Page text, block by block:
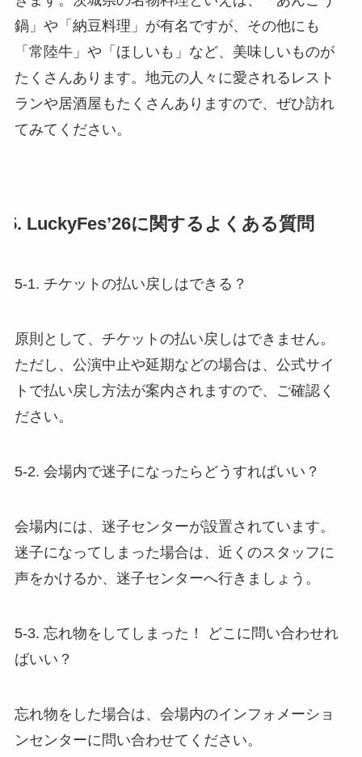
鍋」や「納豆料理」が有名ですが、その他にも
「常陸牛」や「ほしいも」など、美味しいものが
たくさんあります。地元の人々に愛されるレスト
ランや居酒屋もたくさんありますので、ぜひ訪れ
てみてください。
5. LuckyFes’26に関するよくある質問
5-1. チケットの払い戻しはできる？
原則として、チケットの払い戻しはできません。
ただし、公演中止や延期などの場合は、公式サイ
トで払い戻し方法が案内されますので、ご確認く
ださい。
5-2. 会場内で迷子になったらどうすればいい？
会場内には、迷子センターが設置されています。
迷子になってしまった場合は、近くのスタッフに
声をかけるか、迷子センターへ行きましょう。
5-3. 忘れ物をしてしまった！ どこに問い合わせれ
ばいい？
忘れ物をした場合は、会場内のインフォメーショ
ンセンターに問い合わせてください。